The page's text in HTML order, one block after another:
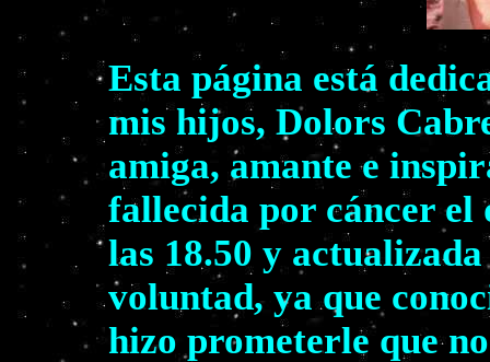
Esta página está
mis hijos, Dolors
amiga, amante e
fallecida por cáncer el
las 18.50 y
voluntad, ya que
hizo prometerle que